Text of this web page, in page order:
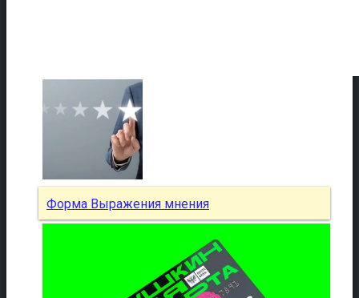
Форма Выражения мнения